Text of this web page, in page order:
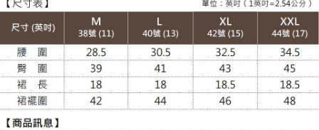
7-11取貨付款
每筆NT$100，滿NT$988(含以上)免運費
付款後7-11取貨
每筆NT$100，滿NT$988(含以上)免運費
大嘴鳥宅配通
每筆NT$100，滿NT$988(含以上)免運費